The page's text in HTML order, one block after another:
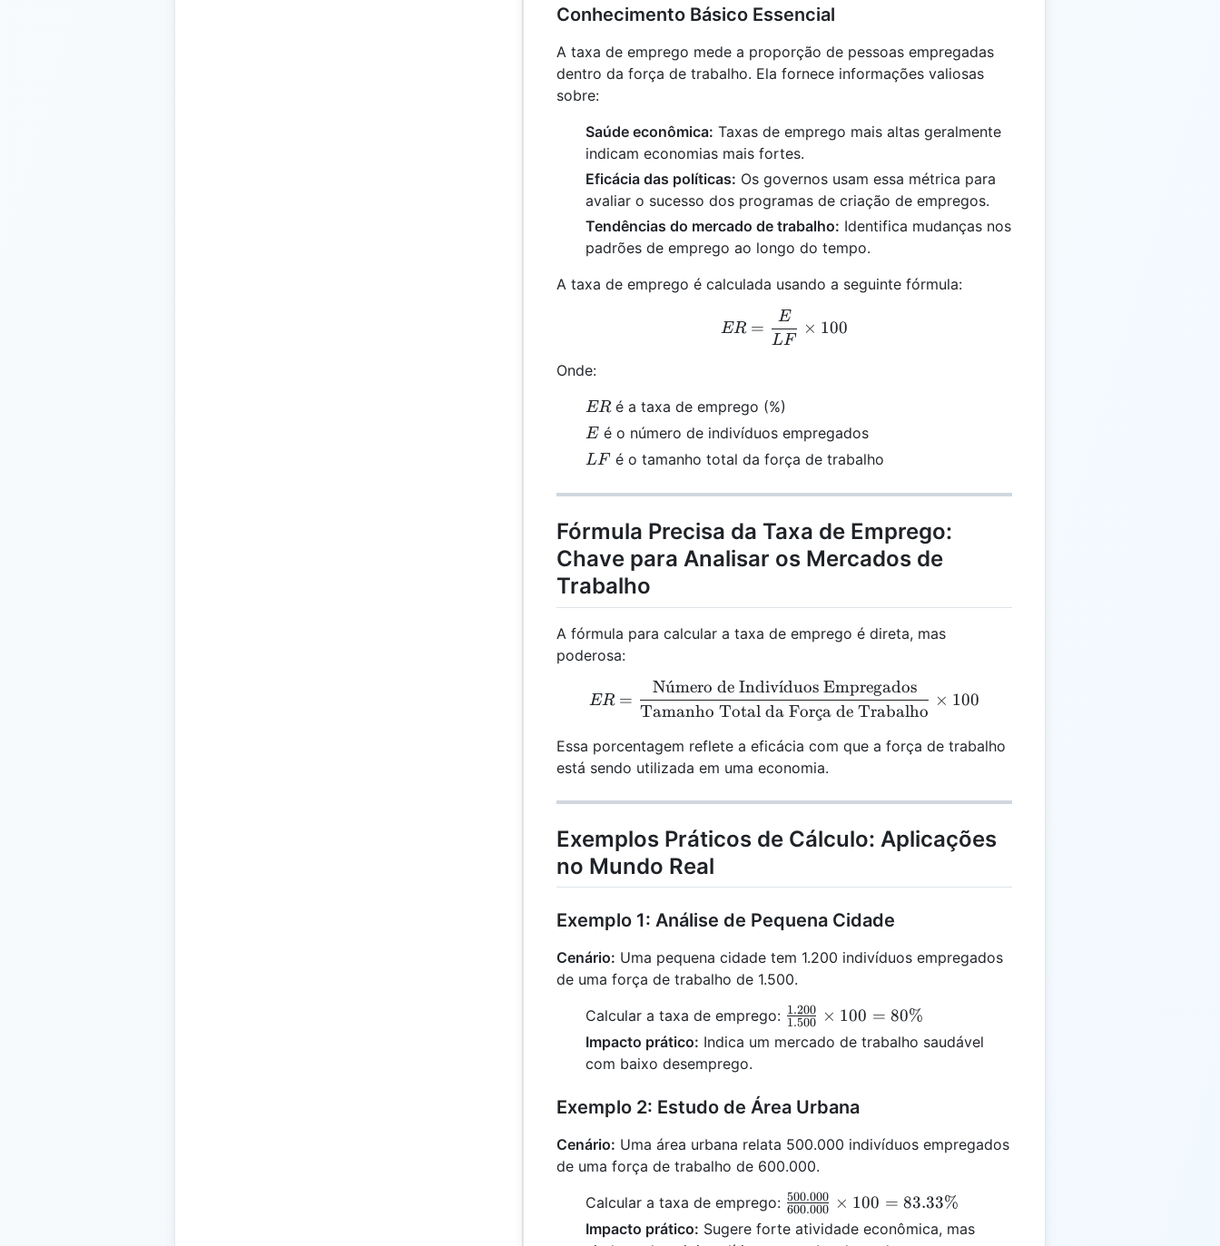
Conhecimento Básico Essencial
A taxa de emprego mede a proporção de pessoas empregadas
dentro da força de trabalho. Ela fornece informações valiosas
sobre:
Saúde econômica: Taxas de emprego mais altas geralmente
indicam economias mais fortes.
Eficácia das políticas: Os governos usam essa métrica para
avaliar o sucesso dos programas de criação de empregos.
Tendências do mercado de trabalho: Identifica mudanças nos
padrões de emprego ao longo do tempo.
A taxa de emprego é calculada usando a seguinte fórmula:
ER = \frac{E}{LF} \times 100
ER =
LF
E
× 100
Onde:
ER
ERé a taxa de emprego (%)
E
E é o número de indivíduos empregados
LF
LF é o tamanho total da força de trabalho
Fórmula Precisa da Taxa de Emprego:
Chave para Analisar os Mercados de
Trabalho
A fórmula para calcular a taxa de emprego é direta, mas
poderosa:
ER = \frac{\text{Número de Indivíduos
ER =
Tamanho Total da Forc
¸a de Trabalho
Nu
ˊmero de Indivı
ˊduos Empregados
× 100
Essa porcentagem reflete a eficácia com que a força de trabalho
está sendo utilizada em uma economia.
Exemplos Práticos de Cálculo: Aplicações
no Mundo Real
Exemplo 1: Análise de Pequena Cidade
Cenário: Uma pequena cidade tem 1.200 indivíduos empregados
de uma força de trabalho de 1.500.
Calcular a taxa de emprego: \frac{1.200}
{1.500}
1.500
1.200 × 100 = 80%
Impacto prático: Indica um mercado de trabalho saudável
com baixo desemprego.
Exemplo 2: Estudo de Área Urbana
Cenário: Uma área urbana relata 500.000 indivíduos empregados
de uma força de trabalho de 600.000.
Calcular a taxa de emprego: \frac{500.000}
{600.000}
600.000
500.000 × 100 = 83.33%
Impacto prático: Sugere forte atividade econômica, mas